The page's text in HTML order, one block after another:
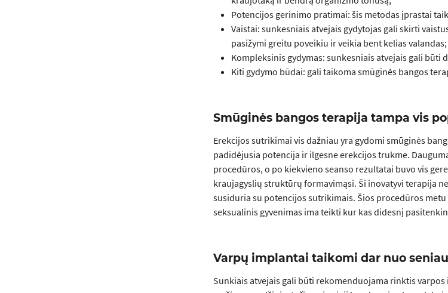
Potencijos gerinimo pratimai: šis metodas įprastai
Vaistai: sunkesniais atvejais gydytojas gali skirti
pasižymi greitu poveikiu ir veikia bent kelias valandas;
Kompleksinis gydymas: sunkesniais atvejais gali
Kiti gydymo būdai: gali taikoma smūginės bangos
Smūginės bangos terapija tampa vis
Erekcijos sutrikimai vis dažniau yra gydomi smūginės
padidėjusia potencija ir ilgesne erekcijos trukme.
procedūros, o po kiekvieno seanso rezultatai buvo vis
kraujagyslių struktūrų formavimąsi. Ši inovatyvi terapija
susiduria su potencijos sutrikimais. Šios procedūros
seksualinis gyvenimas ima teikti kur kas didesnį
Varpų implantai taikomi dar nuo
Sunkiais atvejais gali būti rekomenduojama rinktis